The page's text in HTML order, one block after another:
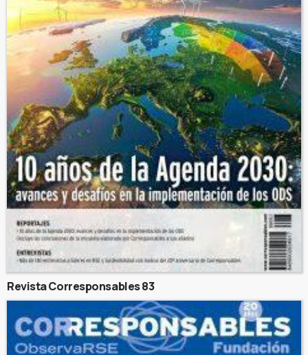
Revista Corresponsables 83